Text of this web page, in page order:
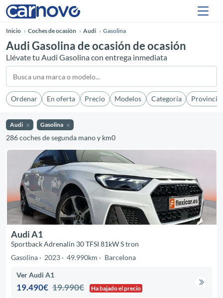
Inicio Coches de ocasión Audi Gasolina
Audi Gasolina de ocasión de ocasión
Llévate tu Audi Gasolina con entrega inmediata
Ordenar En oferta Precio Modelos Categoría Provincia
Audi Gasolina
286 coches de segunda mano y km0
Audi A1
Sportback Adrenalin 30 TFSI 81kW S tron
Gasolina
2023 49.990km Barcelona
Ver Audi A1
19.490€ 19.990€ Ha bajado el precio